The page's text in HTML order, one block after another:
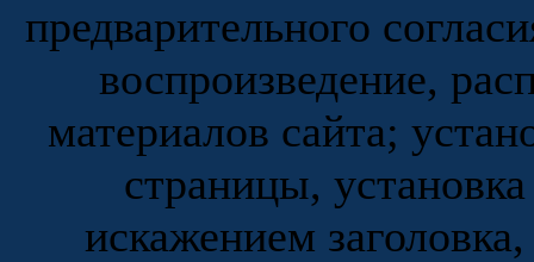
предварительного
воспроизведение,
материалов сайта;
страницы,
искажением